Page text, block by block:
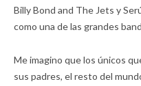
Billy Bond and The Jets y
como una de las grandes
Me imagino que los únicos
sus padres, el resto del